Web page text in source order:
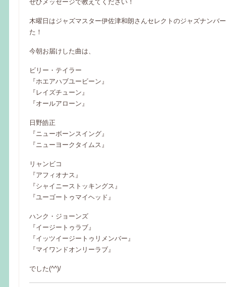
ぜひメッセージで教えてください！
木曜日はジャズマスター伊佐津和朗さんセレクトのジャズナンバ
た！
今朝お届けした曲は、
ビリー・テイラー
『ホエアハブユービーン』
『レイズチューン』
『オールアローン』
日野皓正
『ニューボーンスイング』
『ニューヨークタイムス』
リャンビコ
『アフィオナス』
『シャイニーストッキングス』
『ユーゴートゥマイヘッド』
ハンク・ジョーンズ
『イージートゥラブ』
『イッツイージートゥリメンバー』
『マイワンドオンリーラブ』
でした(^^)/